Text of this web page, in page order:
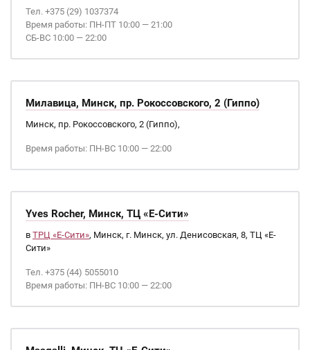
Тел. +375 (29) 1037374
Время работы: ПН-ПТ 10:00 — 21:00
СБ-ВС 10:00 — 22:00
Милавица, Минск, пр. Рокоссовского, 2 (Гиппо)
Минск, пр. Рокоссовского, 2 (Гиппо),
Время работы: ПН-ВС 10:00 — 22:00
Yves Rocher, Минск, ТЦ «Е-Сити»
в ТРЦ «Е-Сити», Минск, г. Минск, ул. Денисовская, 8, ТЦ «Е-
Сити»
Тел. +375 (44) 5055010
Время работы: ПН-ВС 10:00 — 22:00